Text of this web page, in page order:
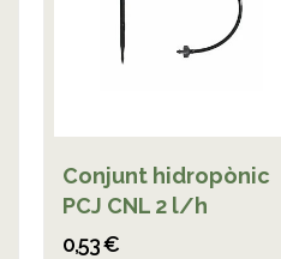
Conjunt hidropònic
PCJ CNL 2 l/h
0,53 €